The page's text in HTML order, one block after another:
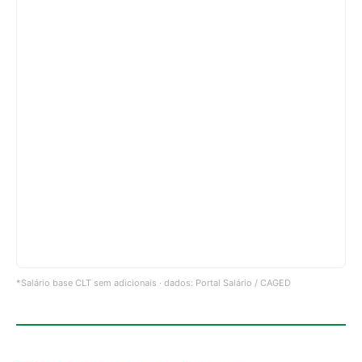
*Salário base CLT sem adicionais · dados: Portal Salário / CAGED